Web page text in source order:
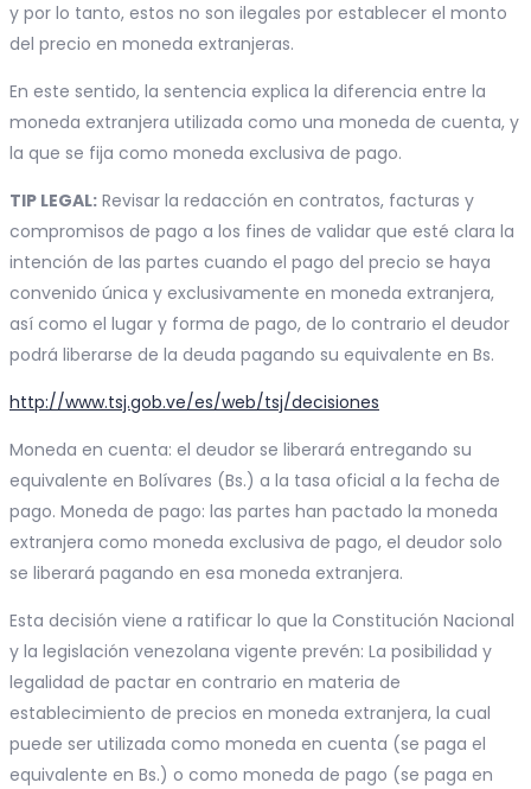
y por lo tanto, estos no son ilegales por establecer el monto
del precio en moneda extranjeras.
En este sentido, la sentencia explica la diferencia entre la
moneda extranjera utilizada como una moneda de cuenta, y
la que se fija como moneda exclusiva de pago.
TIP LEGAL: Revisar la redacción en contratos, facturas y
compromisos de pago a los fines de validar que esté clara la
intención de las partes cuando el pago del precio se haya
convenido única y exclusivamente en moneda extranjera,
así como el lugar y forma de pago, de lo contrario el deudor
podrá liberarse de la deuda pagando su equivalente en Bs.
http://www.tsj.gob.ve/es/web/tsj/decisiones
Moneda en cuenta: el deudor se liberará entregando su
equivalente en Bolívares (Bs.) a la tasa oficial a la fecha de
pago. Moneda de pago: las partes han pactado la moneda
extranjera como moneda exclusiva de pago, el deudor solo
se liberará pagando en esa moneda extranjera.
Esta decisión viene a ratificar lo que la Constitución Nacional
y la legislación venezolana vigente prevén: La posibilidad y
legalidad de pactar en contrario en materia de
establecimiento de precios en moneda extranjera, la cual
puede ser utilizada como moneda en cuenta (se paga el
equivalente en Bs.) o como moneda de pago (se paga en